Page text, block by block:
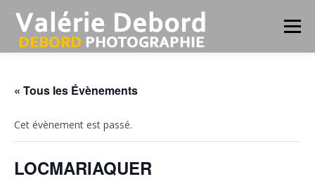
contenu
Menu
STAGES RANDO-PHOTOS BRETAGNE
« Tous les Évènements
Cet évènement est passé.
LOCMARIAQUER